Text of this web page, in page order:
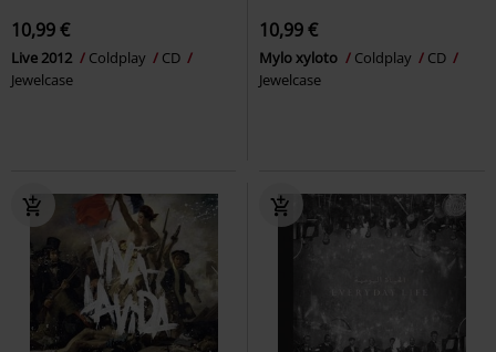
10,99 €
Live 2012 Coldplay
CD
Jewelcase
10,99 €
Mylo xyloto Coldplay
CD
Jewelcase